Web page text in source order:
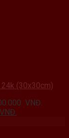
24k (30x30cm)
VNĐ.